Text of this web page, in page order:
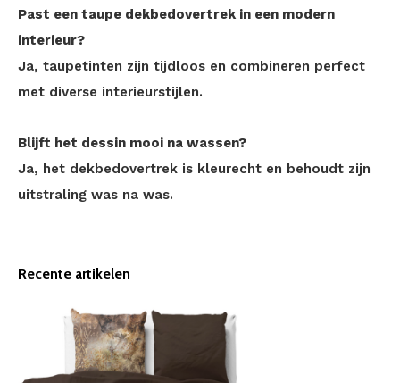
Past een taupe dekbedovertrek in een modern
interieur?
Ja, taupetinten zijn tijdloos en combineren perfect
met diverse interieurstijlen.
Blijft het dessin mooi na wassen?
Ja, het dekbedovertrek is kleurecht en behoudt zijn
uitstraling was na was.
Recente artikelen